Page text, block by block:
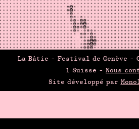
La Bâtie - Festival de Genève -
1 Suisse - Nous
Site développé par